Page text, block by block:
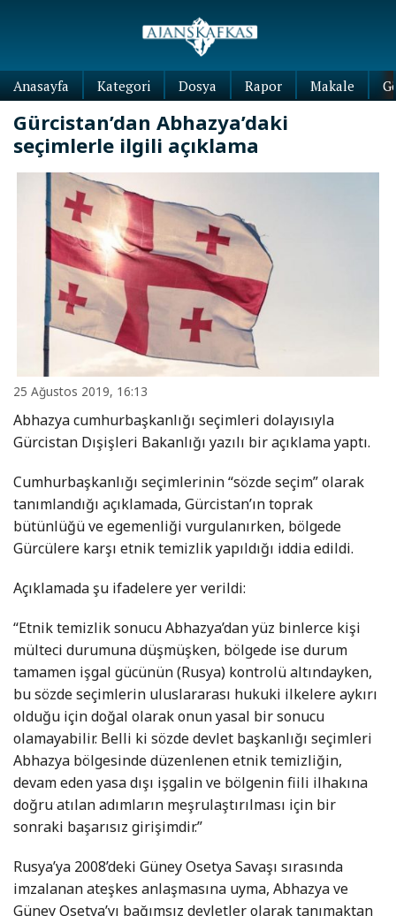
Anasayfa Kategori Dosya Rapor Makale
Gürcistan’dan Abhazya’daki
seçimlerle ilgili açıklama
25 Ağustos 2019, 16:13
Abhazya cumhurbaşkanlığı seçimleri dolayısıyla
Gürcistan Dışişleri Bakanlığı yazılı bir açıklama yaptı.
Cumhurbaşkanlığı seçimlerinin “sözde seçim” olarak
tanımlandığı açıklamada, Gürcistan’ın toprak
bütünlüğü ve egemenliği vurgulanırken, bölgede
Gürcülere karşı etnik temizlik yapıldığı iddia edildi.
Açıklamada şu ifadelere yer verildi:
“Etnik temizlik sonucu Abhazya’dan yüz binlerce kişi
mülteci durumuna düşmüşken, bölgede ise durum
tamamen işgal gücünün (Rusya) kontrolü altındayken,
bu sözde seçimlerin uluslararası hukuki ilkelere aykırı
olduğu için doğal olarak onun yasal bir sonucu
olamayabilir. Belli ki sözde devlet başkanlığı seçimleri
Abhazya bölgesinde düzenlenen etnik temizliğin,
devam eden yasa dışı işgalin ve bölgenin fiili ilhakına
doğru atılan adımların meşrulaştırılması için bir
sonraki başarısız girişimdir.”
Rusya’ya 2008’deki Güney Osetya Savaşı sırasında
imzalanan ateşkes anlaşmasına uyma, Abhazya ve
Güney Osetya’yı bağımsız devletler olarak tanımaktan